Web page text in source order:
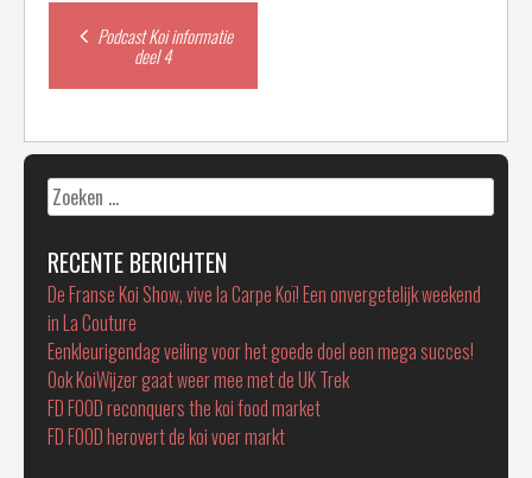
Post
navigation
Podcast Koi informatie
deel 4
Zoeken
naar:
RECENTE BERICHTEN
De Franse Koi Show, vive la Carpe Koï! Een onvergetelijk weekend
in La Couture
Eenkleurigendag veiling voor het goede doel een mega succes!
Ook KoiWijzer gaat weer mee met de UK Trek
FD FOOD reconquers the koi food market
FD FOOD herovert de koi voer markt